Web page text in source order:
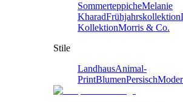
SommerteppicheMelanie
KharadFrühjahrskollektion
KollektionMorris & Co.
Stile
LandhausAnimal-
PrintBlumenPersisch